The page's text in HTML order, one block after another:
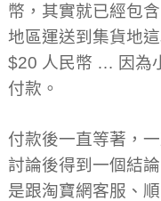
幣，其實就已經包
地區運送到集貨地
$20 人民幣 … 因為
付款。
付款後一直等著，
討論後得到一個結
是跟淘寶網客服、